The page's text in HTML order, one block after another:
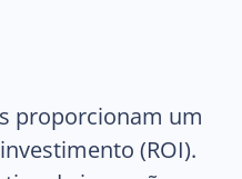
proporcionam um
(ROI).